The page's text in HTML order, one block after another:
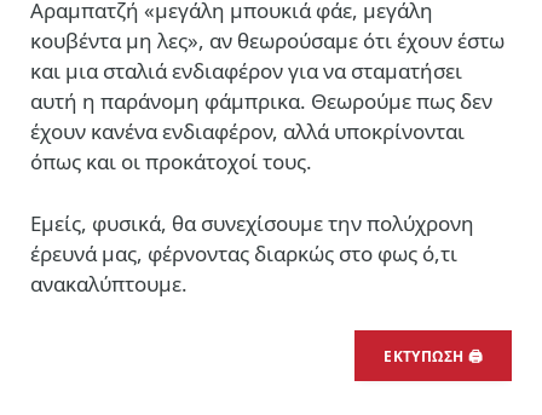
Αραμπατζή «μεγάλη μπουκιά φάε, μεγάλη
κουβέντα μη λες», αν θεωρούσαμε ότι έχουν έστω
και μια σταλιά ενδιαφέρον για να σταματήσει
αυτή η παράνομη φάμπρικα. Θεωρούμε πως δεν
έχουν κανένα ενδιαφέρον, αλλά υποκρίνονται
όπως και οι προκάτοχοί τους.
Εμείς, φυσικά, θα συνεχίσουμε την πολύχρονη
έρευνά μας, φέρνοντας διαρκώς στο φως ό,τι
ανακαλύπτουμε.
ΕΚΤΥΠΩΣΗ 🖨